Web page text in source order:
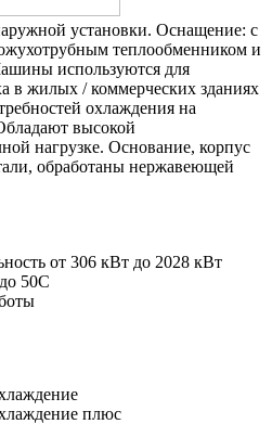
установки. Оснащение: с
теплообменником и
используются для
в жилых / коммерческих зданиях
охлаждения на
высокой
нагрузке. Основание, корпус
обработаны нержавеющей
от 306 кВт до 2028 кВт
50С
плюс